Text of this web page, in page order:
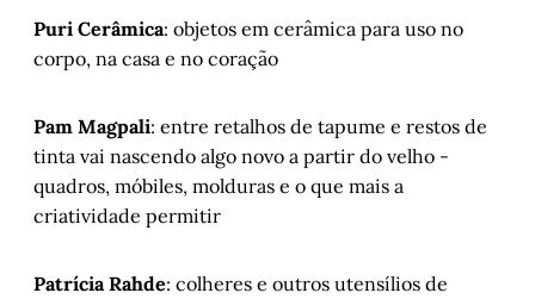
Puri Cerâmica: objetos em cerâmica para uso no
corpo, na casa e no coração
Pam Magpali: entre retalhos de tapume e restos de
tinta vai nascendo algo novo a partir do velho -
quadros, móbiles, molduras e o que mais a
criatividade permitir
Patrícia Rahde: colheres e outros utensílios de